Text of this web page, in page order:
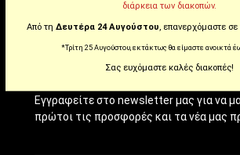
NEWSLETTER!
Εγγραφείτε στο newsletter μας για να
πρώτοι τις προσφορές και τα νέα μας
διάρκεια των διακοπών.
Από τη Δευτέρα 24 Αυγούστου, επανερχόμαστε σε
*Τρίτη 25 Αυγούστου, εκτάκτως θα είμαστε ανοικτά
Σας ευχόμαστε καλές διακοπές!